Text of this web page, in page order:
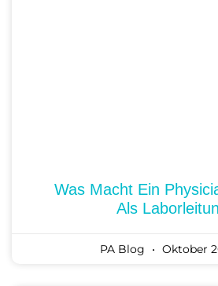
Was Macht Ein
Als
PA Blog Oktober